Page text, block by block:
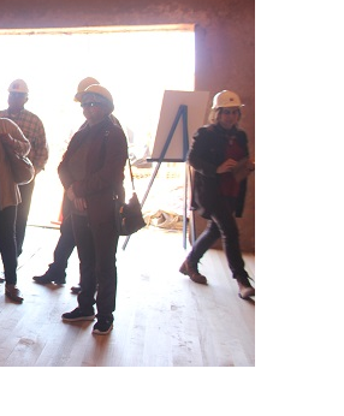
Destacado Foco Vecinal
Municipio realiza
en microbasural